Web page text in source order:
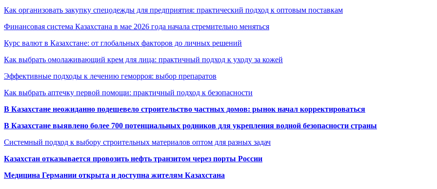
Как организовать закупку спецодежды для предприятия: практический подход к оптовым поставкам
Финансовая система Казахстана в мае 2026 года начала стремительно меняться
Курс валют в Казахстане: от глобальных факторов до личных решений
Как выбрать омолаживающий крем для лица: практичный подход к уходу за кожей
Эффективные подходы к лечению геморроя: выбор препаратов
Как выбрать аптечку первой помощи: практичный подход к безопасности
В Казахстане неожиданно подешевело строительство частных домов: рынок начал корректироваться
В Казахстане выявлено более 700 потенциальных родников для укрепления водной безопасности страны
Системный подход к выбору строительных материалов оптом для разных задач
Казахстан отказывается провозить нефть транзитом через порты России
Медицина Германии открыта и доступна жителям Казахстана